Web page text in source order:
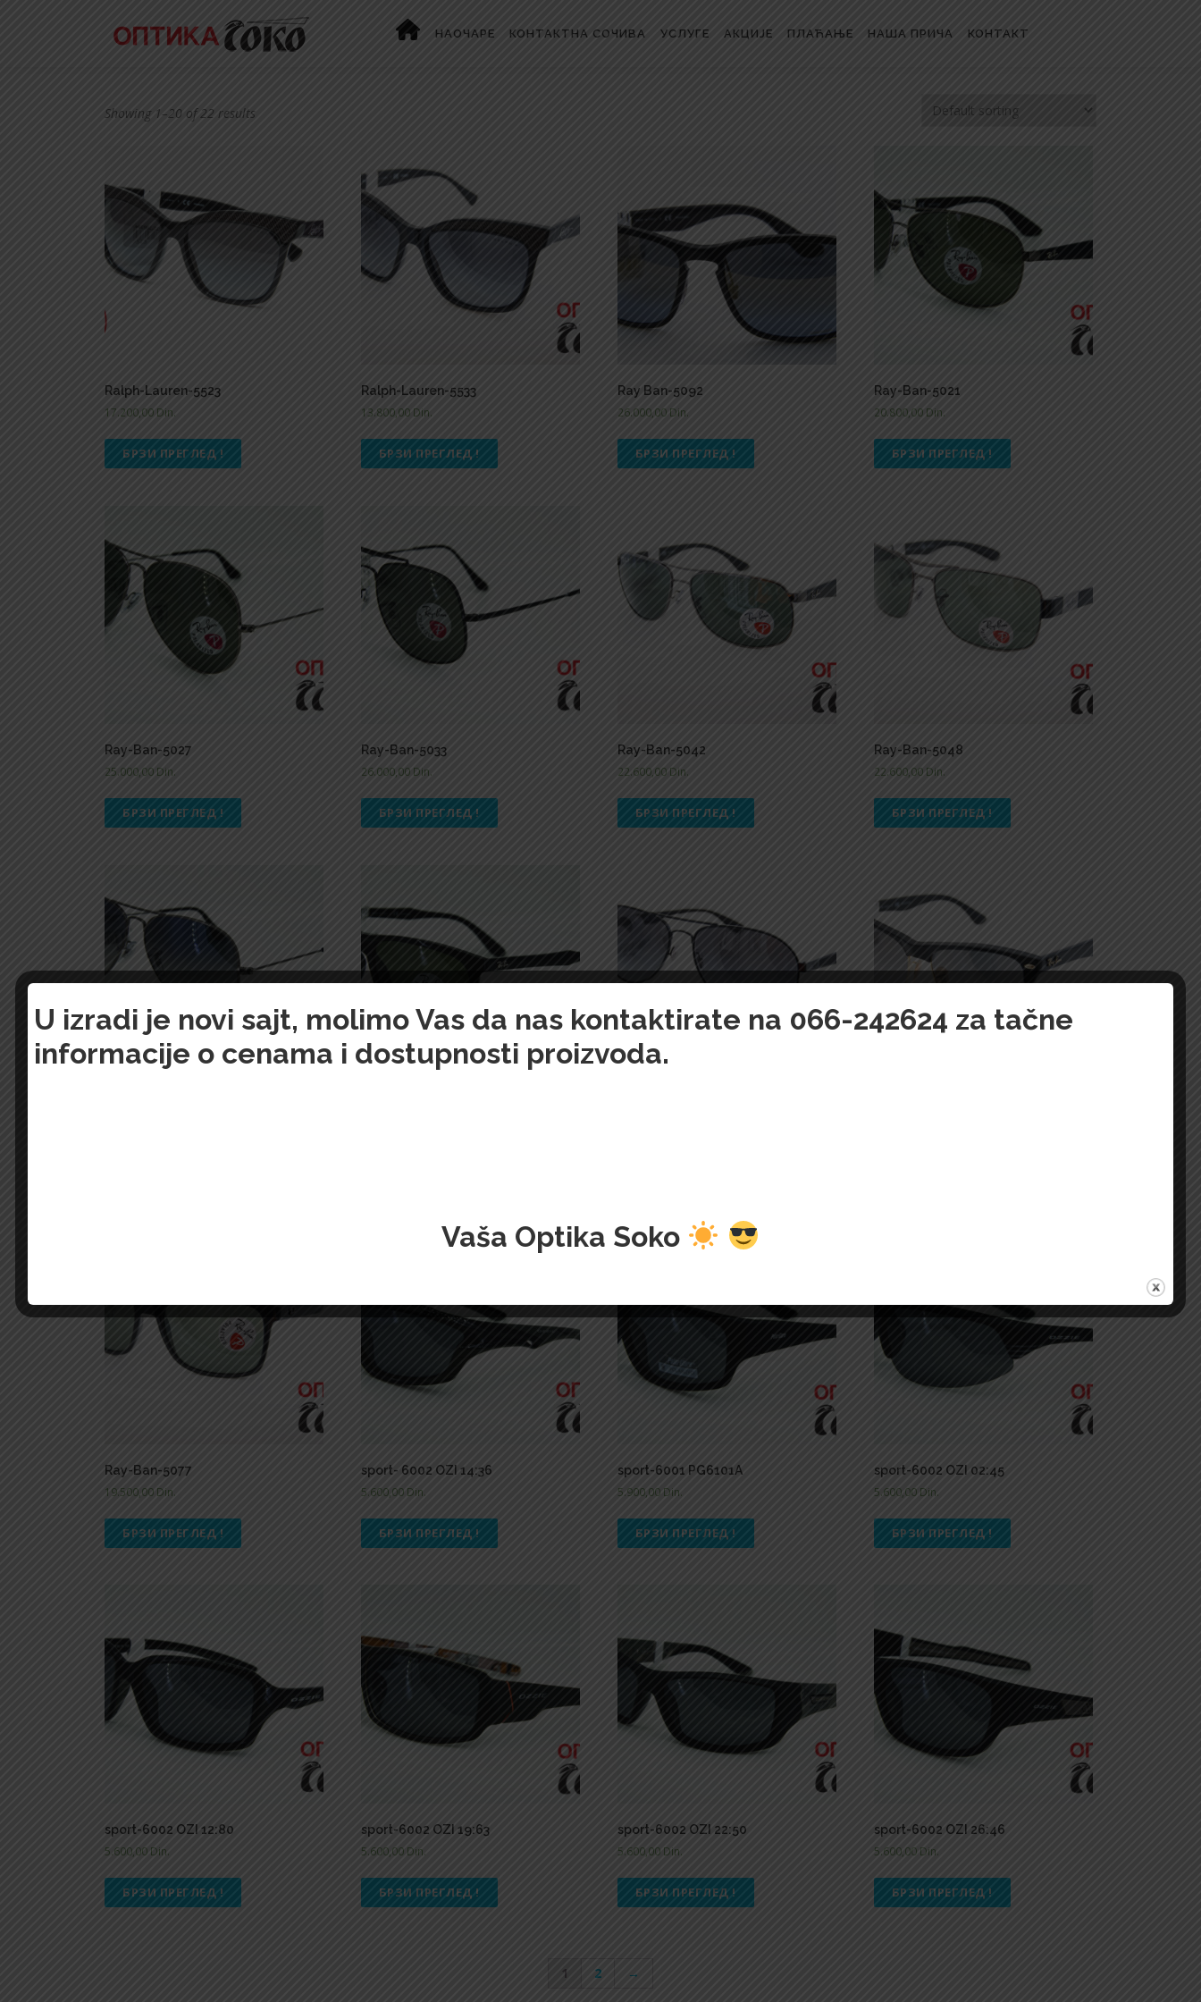
НАОЧАРЕ КОНТАКТНА СОЧИВА УСЛУГЕ АКЦИЈЕ ПЛАЋАЊЕ НАША ПРИЧА КОНТАКТ
Showing 1–20 of 22 results
Ralph-Lauren-5523
17.200,00 Din.
БРЗИ ПРЕГЛЕД !
Ralph-Lauren-5533
13.800,00 Din.
БРЗИ ПРЕГЛЕД !
Ray Ban-5092
26.000,00 Din.
БРЗИ ПРЕГЛЕД !
Ray-Ban-5021
20.800,00 Din.
БРЗИ ПРЕГЛЕД !
Ray-Ban-5027
25.000,00 Din.
БРЗИ ПРЕГЛЕД !
Ray-Ban-5033
26.000,00 Din.
БРЗИ ПРЕГЛЕД !
Ray-Ban-5042
22.600,00 Din.
БРЗИ ПРЕГЛЕД !
Ray-Ban-5048
22.600,00 Din.
БРЗИ ПРЕГЛЕД !
Ray-Ban-5077
19.500,00 Din.
БРЗИ ПРЕГЛЕД !
sport- 6002 OZI 14:36
5.600,00 Din.
БРЗИ ПРЕГЛЕД !
sport-6001 PG6101A
5.900,00 Din.
БРЗИ ПРЕГЛЕД !
sport-6002 OZI 02:45
5.600,00 Din.
БРЗИ ПРЕГЛЕД !
sport-6002 OZI 12:80
5.600,00 Din.
БРЗИ ПРЕГЛЕД !
sport-6002 OZI 19:63
5.600,00 Din.
БРЗИ ПРЕГЛЕД !
sport-6002 OZI 22:50
5.600,00 Din.
БРЗИ ПРЕГЛЕД !
sport-6002 OZI 26:46
5.600,00 Din.
БРЗИ ПРЕГЛЕД !
1 2 →
U izradi je novi sajt, molimo Vas da nas kontaktirate na 066-242624 za tačne
informacije o cenama i dostupnosti proizvoda.
Vaša Optika Soko